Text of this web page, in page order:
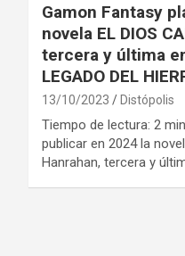
Gamon Fantasy
novela EL DIOS
tercera y última
LEGADO DEL
13/10/2023 Distópolis
Tiempo de lectura: 2
publicar en 2024 la
Hanrahan, tercera y